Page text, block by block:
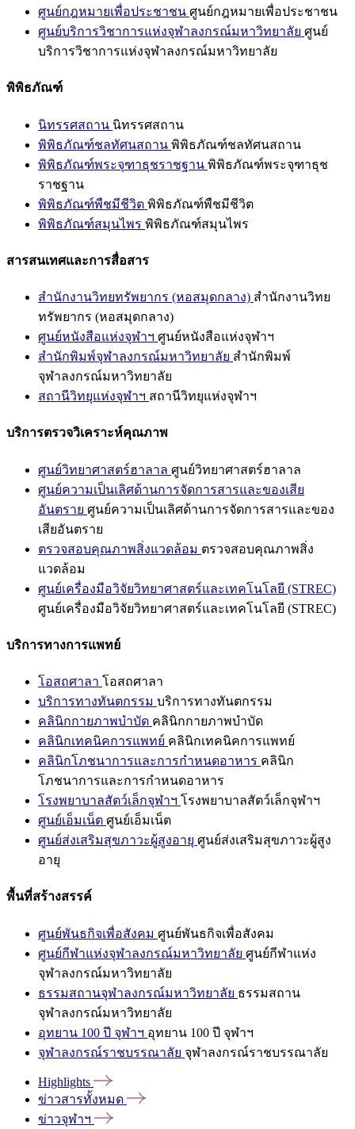
ศูนย์กฎหมายเพื่อประชาชน ศูนย์กฎหมายเพื่อประชาชน
ศูนย์บริการวิชาการแห่งจุฬาลงกรณ์มหาวิทยาลัย ศูนย์
บริการวิชาการแห่งจุฬาลงกรณ์มหาวิทยาลัย
พิพิธภัณฑ์
นิทรรศสถาน นิทรรศสถาน
พิพิธภัณฑ์ชลทัศนสถาน พิพิธภัณฑ์ชลทัศนสถาน
พิพิธภัณฑ์พระจุฑาธุชราชฐาน พิพิธภัณฑ์พระจุฑาธุช
ราชฐาน
พิพิธภัณฑ์พืชมีชีวิต พิพิธภัณฑ์พืชมีชีวิต
พิพิธภัณฑ์สมุนไพร พิพิธภัณฑ์สมุนไพร
สารสนเทศและการสื่อสาร
สำนักงานวิทยทรัพยากร (หอสมุดกลาง) สำนักงานวิทย
ทรัพยากร (หอสมุดกลาง)
ศูนย์หนังสือแห่งจุฬาฯ ศูนย์หนังสือแห่งจุฬาฯ
สำนักพิมพ์จุฬาลงกรณ์มหาวิทยาลัย สำนักพิมพ์
จุฬาลงกรณ์มหาวิทยาลัย
สถานีวิทยุแห่งจุฬาฯ สถานีวิทยุแห่งจุฬาฯ
บริการตรวจวิเคราะห์คุณภาพ
ศูนย์วิทยาศาสตร์ฮาลาล ศูนย์วิทยาศาสตร์ฮาลาล
ศูนย์ความเป็นเลิศด้านการจัดการสารและของเสีย
อันตราย ศูนย์ความเป็นเลิศด้านการจัดการสารและของ
เสียอันตราย
ตรวจสอบคุณภาพสิ่งแวดล้อม ตรวจสอบคุณภาพสิ่ง
แวดล้อม
ศูนย์เครื่องมือวิจัยวิทยาศาสตร์และเทคโนโลยี (STREC)
ศูนย์เครื่องมือวิจัยวิทยาศาสตร์และเทคโนโลยี (STREC)
บริการทางการแพทย์
โอสถศาลา โอสถศาลา
บริการทางทันตกรรม บริการทางทันตกรรม
คลินิกกายภาพบำบัด คลินิกกายภาพบำบัด
คลินิกเทคนิคการแพทย์ คลินิกเทคนิคการแพทย์
คลินิกโภชนาการและการกำหนดอาหาร คลินิก
โภชนาการและการกำหนดอาหาร
โรงพยาบาลสัตว์เล็กจุฬาฯ โรงพยาบาลสัตว์เล็กจุฬาฯ
ศูนย์เอ็มเน็ต ศูนย์เอ็มเน็ต
ศูนย์ส่งเสริมสุขภาวะผู้สูงอายุ ศูนย์ส่งเสริมสุขภาวะผู้สูง
อายุ
พื้นที่สร้างสรรค์
ศูนย์พันธกิจเพื่อสังคม ศูนย์พันธกิจเพื่อสังคม
ศูนย์กีฬาแห่งจุฬาลงกรณ์มหาวิทยาลัย ศูนย์กีฬาแห่ง
จุฬาลงกรณ์มหาวิทยาลัย
ธรรมสถานจุฬาลงกรณ์มหาวิทยาลัย ธรรมสถาน
จุฬาลงกรณ์มหาวิทยาลัย
อุทยาน 100 ปี จุฬาฯ อุทยาน 100 ปี จุฬาฯ
จุฬาลงกรณ์ราชบรรณาลัย จุฬาลงกรณ์ราชบรรณาลัย
Highlights
ข่าวสารทั้งหมด
ข่าวจุฬาฯ